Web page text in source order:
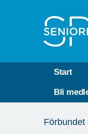
Start
Bli
är
Förbundet